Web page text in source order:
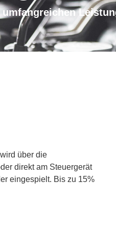
über die
direkt am Steuergerät
eingespielt. ​Bis zu 15%